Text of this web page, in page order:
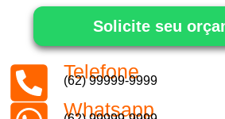
Solicite seu
Telefone
(62) 99999-9999
Whatsapp